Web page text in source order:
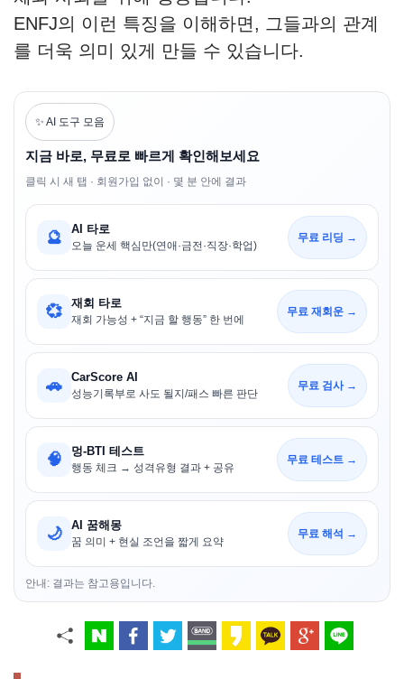
ENFJ의 이런 특징을 이해하면, 그들과의 관계
를 더욱 의미 있게 만들 수 있습니다.
✨ AI 도구 모음
지금 바로, 무료로 빠르게 확인해보세요
클릭 시 새 탭 · 회원가입 없이 · 몇 분 안에 결과
🔮 AI 타로
오늘 운세 핵심만(연애·금전·직장·학업)
무료 리딩 →
💞 재회 타로
재회 가능성 + “지금 할 행동” 한 번에
무료 재회운 →
🚗 CarScore AI
성능기록부로 사도 될지/패스 빠른 판단
무료 검사 →
🧠 멍-BTI 테스트
행동 체크 → 성격유형 결과 + 공유
무료 테스트 →
🌙 AI 꿈해몽
꿈 의미 + 현실 조언을 짧게 요약
무료 해석 →
안내: 결과는 참고용입니다.